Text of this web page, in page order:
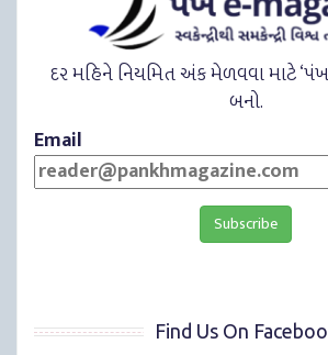
દર મહિને નિયમિત અંક મેળવવા માટે
બનો.
Email
Find Us On